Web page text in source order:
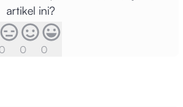
artikel ini?
0 0 0